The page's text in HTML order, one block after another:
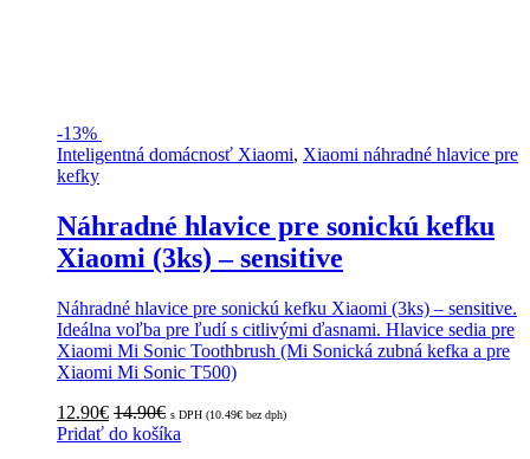
-13%
Inteligentná domácnosť Xiaomi, Xiaomi náhradné hlavice pre
kefky
Náhradné hlavice pre sonickú kefku
Xiaomi (3ks) – sensitive
Náhradné hlavice pre sonickú kefku Xiaomi (3ks) – sensitive.
Ideálna voľba pre ľudí s citlivými ďasnami. Hlavice sedia pre
Xiaomi Mi Sonic Toothbrush (Mi Sonická zubná kefka a pre
Xiaomi Mi Sonic T500)
12.90€ 14.90€ s DPH (10.49€ bez dph)
Pridať do košíka